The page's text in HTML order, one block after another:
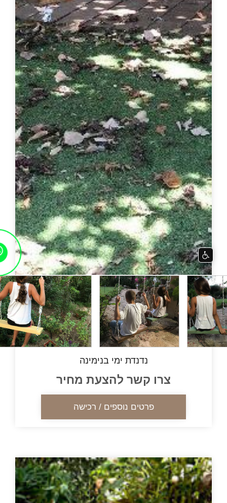
נדנדת ימי בנימינה
צרו קשר להצעת מחיר
פרטים נוספים / רכישה